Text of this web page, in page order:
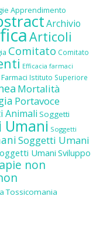
Apprendimento
Archivio
Articoli
Comitato Comitato
Efficacia farmaci
Istituto Superiore
Mortalità
Portavoce
Animali Soggetti
Umani Soggetti
Soggetti Umani
Umani Sviluppo
non
Tossicomania